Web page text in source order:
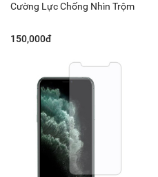
Cường Lực Chống Nhìn Trộm
150,000đ